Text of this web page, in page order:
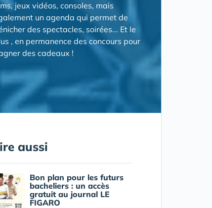
jeux vidéos, consoles, mais
un agenda qui permet de
des spectacles, soirées... Et le
, en permanence des concours pour
des cadeaux !
aussi
Bon plan pour les futurs
bacheliers : un accès
gratuit au journal LE
FIGARO